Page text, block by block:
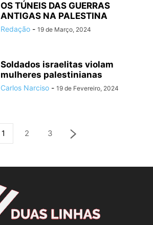
OS TÚNEIS DAS GUERRAS
ANTIGAS NA PALESTINA
Redação - 19 de Março, 2024
Soldados israelitas violam
mulheres palestinianas
Carlos Narciso - 19 de Fevereiro, 2024
1 2 3